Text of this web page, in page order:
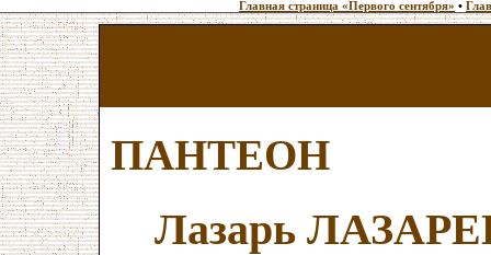
Главная страница «Первого сентября» •
ПАНТЕОН
Лазарь